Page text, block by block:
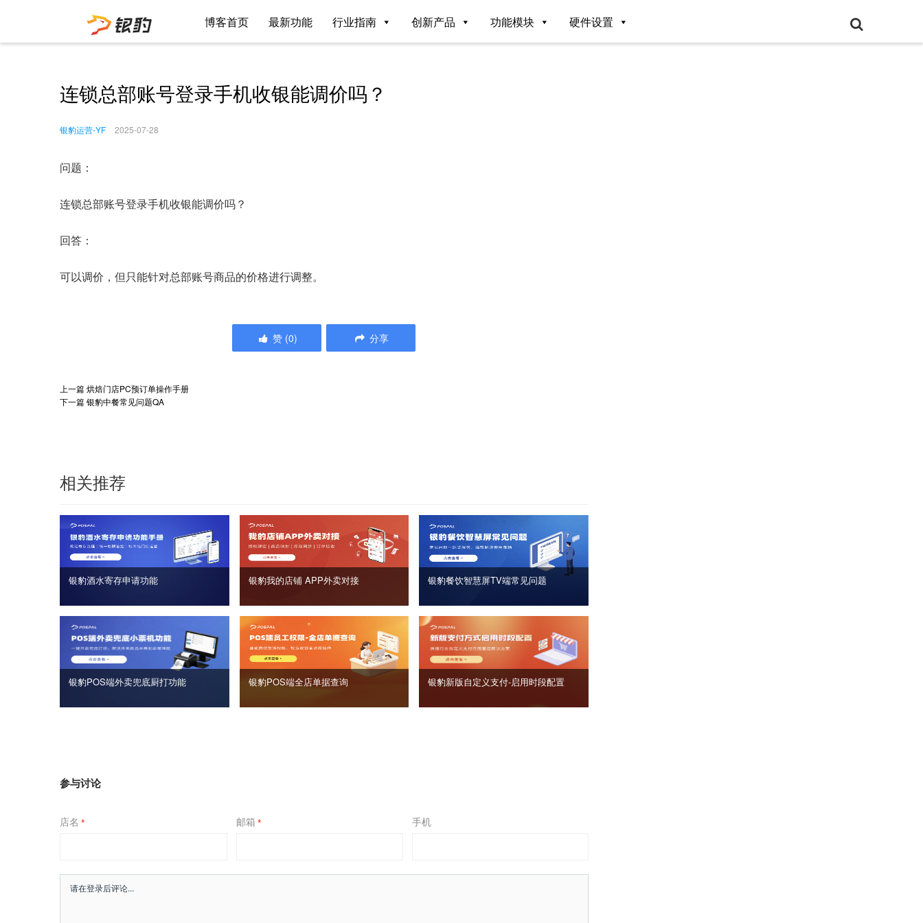
博客首页 最新功能 行业指南 创新产品 功能模块 硬件设置
连锁总部账号登录手机收银能调价吗？
银豹运营-YF 2025-07-28
问题：
连锁总部账号登录手机收银能调价吗？
回答：
可以调价，但只能针对总部账号商品的价格进行调整。
赞 (0) 分享
上一篇烘焙门店PC预订单操作手册
下一篇银豹中餐常见问题QA
相关推荐
银豹酒水寄存申请功能 银豹我的店铺 APP外卖对接 银豹餐饮智慧屏TV端常见问题
银豹POS端外卖兜底厨打功能 银豹POS端全店单据查询 银豹新版自定义支付‑启用时段配置
参与讨论
店名 * 邮箱 * 手机